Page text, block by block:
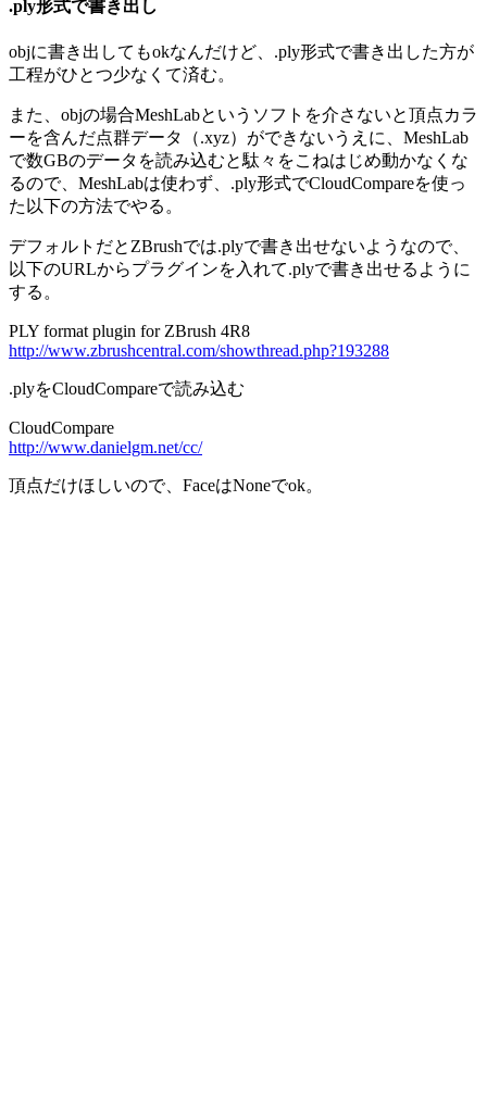
.ply形式で書き出し
objに書き出してもokなんだけど、.ply形式で書き出した方が
工程がひとつ少なくて済む。
また、objの場合MeshLabというソフトを介さないと頂点カラ
ーを含んだ点群データ（.xyz）ができないうえに、MeshLab
で数GBのデータを読み込むと駄々をこねはじめ動かなくな
るので、MeshLabは使わず、.ply形式でCloudCompareを使っ
た以下の方法でやる。
デフォルトだとZBrushでは.plyで書き出せないようなので、
以下のURLからプラグインを入れて.plyで書き出せるように
する。
PLY format plugin for ZBrush 4R8
http://www.zbrushcentral.com/showthread.php?193288
.plyをCloudCompareで読み込む
CloudCompare
http://www.danielgm.net/cc/
頂点だけほしいので、FaceはNoneでok。